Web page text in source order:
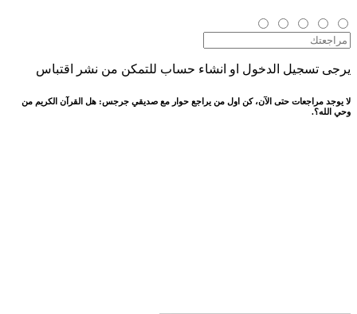
يرجى تسجيل الدخول او انشاء حساب للتمكن من نشر اقتباس
لا يوجد مراجعات حتى الآن، كن اول من يراجع حوار مع صديقي جرجس: هل القرآن الكريم من
وحي الله؟.